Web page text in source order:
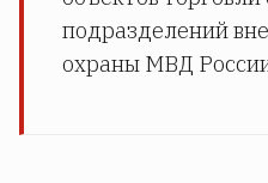
подразделений
охраны МВД